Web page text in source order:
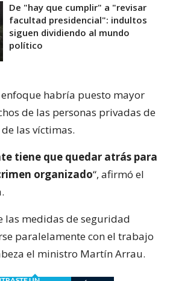
De "hay que cumplir" a "revisar
facultad presidencial": indultos
siguen dividiendo al mundo
político
enfoque habría puesto mayor
de las personas privadas de
las víctimas.
tiene que quedar atrás para
organizado“, afirmó el
las medidas de seguridad
paralelamente con el trabajo
el ministro Martín Arrau.